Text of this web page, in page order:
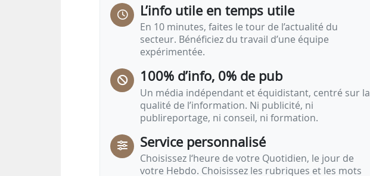
L’info utile en temps utile
En 10 minutes, faites le tour de l’actualité du
secteur. Bénéficiez du travail d’une équipe
expérimentée.
100% d’info, 0% de pub
Un média indépendant et équidistant, centré sur la
qualité de l’information. Ni publicité, ni
publireportage, ni conseil, ni formation.
Service personnalisé
Choisissez l‘heure de votre Quotidien, le jour de
votre Hebdo. Choisissez les rubriques et les mots